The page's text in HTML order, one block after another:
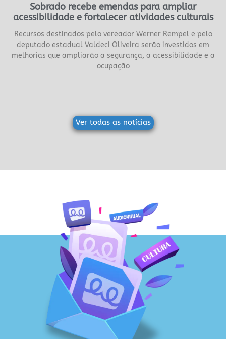
Sobrado recebe emendas para ampliar
acessibilidade e fortalecer atividades culturais
Recursos destinados pelo vereador Werner Rempel e pelo
deputado estadual Valdeci Oliveira serão investidos em
melhorias que ampliarão a segurança, a acessibilidade e a
ocupação
Ver todas as notícias